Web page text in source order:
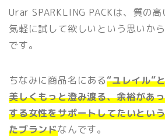
Urar SPARKLING PACKは、質の
気軽に試して欲しいという思いか
です。
ちなみに商品名にある“ユレイル”
美しくもっと澄み渡る、余裕があ
する女性をサポートしてたいとい
たブランドなんです。